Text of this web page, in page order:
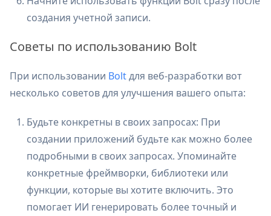
создания учетной записи.
Советы по использованию Bolt
При использовании Boltдля веб-разработки вот
несколько советов для улучшения вашего опыта:
Будьте конкретны в своих запросах: При
создании приложений будьте как можно более
подробными в своих запросах. Упоминайте
конкретные фреймворки, библиотеки или
функции, которые вы хотите включить. Это
помогает ИИ генерировать более точный и